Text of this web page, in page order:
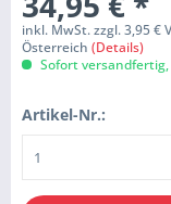
inkl. MwSt. zzgl. 3,95
Österreich (Details)
Sofort
Artikel-Nr.: